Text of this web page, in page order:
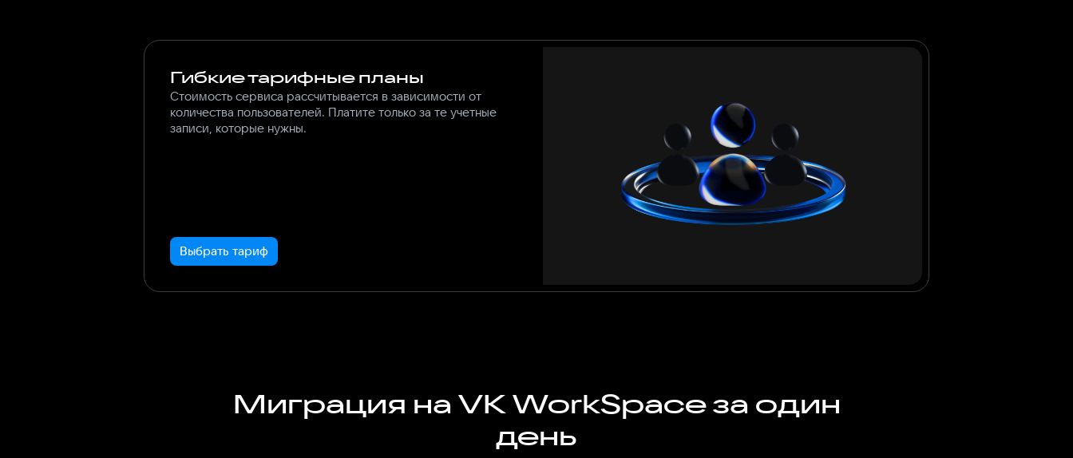
Гибкие тарифные планы
Стоимость сервиса рассчитывается в зависимости от
количества пользователей. Платите только за те учетные
записи, которые нужны.
Выбрать тариф
Миграция на VK WorkSpace за один
день